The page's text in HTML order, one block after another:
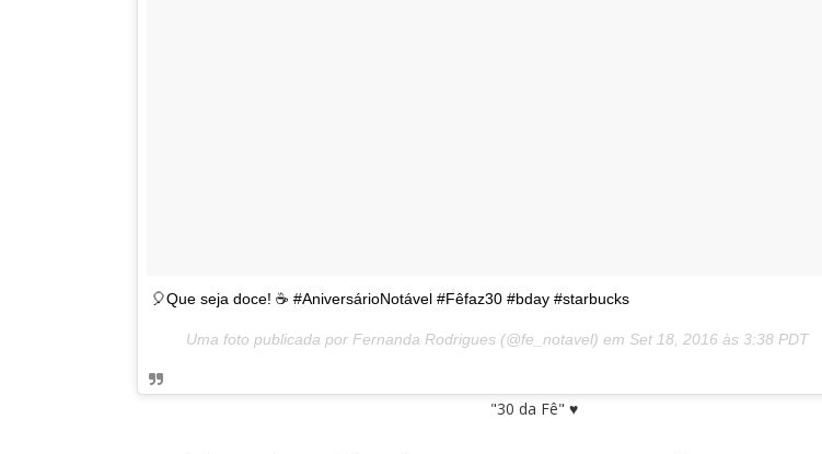
🎈Que seja doce! ☕ #AniversárioNotável #Fêfaz30 #bday #starbucks
Uma foto publicada por Fernanda Rodrigues (@fe_notavel) em Set 18, 2016 às 3:38 PDT
"30 da Fê" ♥